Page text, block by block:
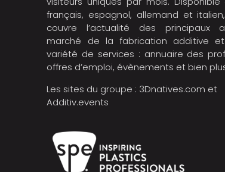
français, espagnol, allemand et
couvre l’actualité des principaux
marché de la fabrication additive
variété de services : annuaire des
offres d’emploi, évènements et bien
Les sites du groupe : 3Dnatives.com et
Additiv.events